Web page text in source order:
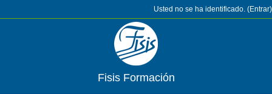
Usted no se ha identificado. (Entrar)
Fisis Formación